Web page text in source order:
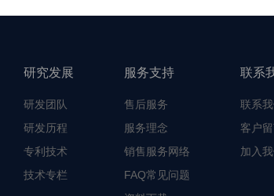
研究发展
研发团队
研发历程
专利技术
技术专栏
服务支持
售后服务
服务理念
销售服务网络
FAQ常见问题
联系
联系
客户
加入